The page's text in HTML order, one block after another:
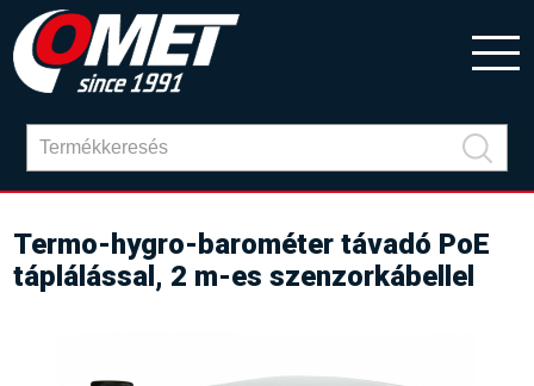
Termo-hygro-barométer távadó PoE
táplálással, 2 m-es szenzorkábellel